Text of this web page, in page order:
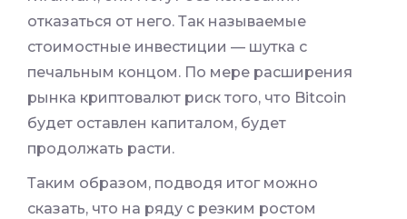
отказаться от него. Так называемые
стоимостные инвестиции — шутка с
печальным концом. По мере расширения
рынка криптовалют риск того, что Bitcoin
будет оставлен капиталом, будет
продолжать расти.
Таким образом, подводя итог можно
сказать, что на ряду с резким ростом